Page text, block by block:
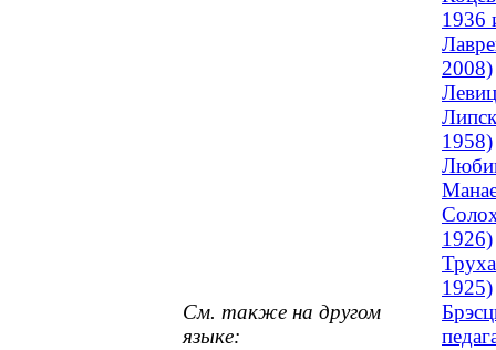
1936
2008)
1958)
1926)
1925)
См. также на другом
языке: